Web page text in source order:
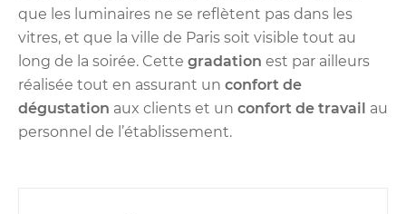
que les luminaires ne se reflètent pas dans les
vitres, et que la ville de Paris soit visible tout au
long de la soirée. Cette gradation est par ailleurs
réalisée tout en assurant un confort de
dégustation aux clients et un confort de travail au
personnel de l’établissement.